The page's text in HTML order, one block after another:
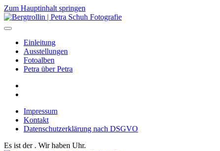
Zum Hauptinhalt springen
Einleitung
Ausstellungen
Fotoalben
Petra über Petra
Impressum
Kontakt
Datenschutzerklärung nach DSGVO
Es ist der . Wir haben Uhr.